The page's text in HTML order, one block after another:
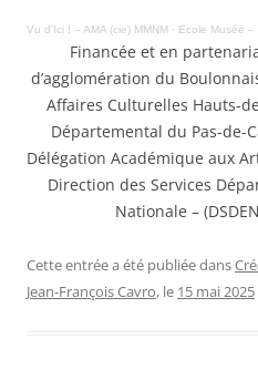
Vu d'Ici ! – AMA (cie) MMNM · Ecole Musée
Financée et en
d’agglomération du
Affaires Culturelles Hauts-
Départemental du Pas-de-
Délégation Académique aux
Direction des Services
Nationale –
Cette entrée a été publiée dans
Jean-François Cavro, le 15 mai 2025